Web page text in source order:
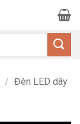
/ Đèn LED dây